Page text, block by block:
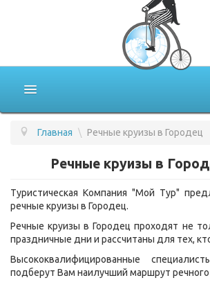
ПОДБОР ТУРА
ГОРЯЩИЕ ТУРЫ
СТРАНЫ
УСЛУГИ
О КОМПАНИИ
Главная \ Речные круизы в Городец
Речные круизы в
Туристическая Компания "Мой Тур"
речные круизы в Городец.
Речные круизы в Городец проходят не
праздничные дни и рассчитаны для тех,
Высококвалифицированные
подберут Вам наилучший маршрут речного